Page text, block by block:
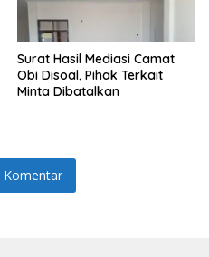
Surat Hasil Mediasi Camat
Obi Disoal, Pihak Terkait
Minta Dibatalkan
Komentar